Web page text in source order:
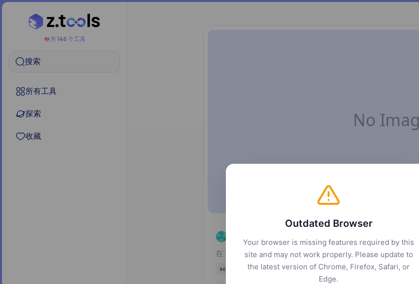
共 146 个工具
搜索
所有工具
探索
收藏
CleanShot X
在 Mac 上截图、录屏、标注，并通过云端快速分享。
screen recording
Outdated Browser
Your browser is missing features required by this
site and may not work properly. Please update to
the latest version of Chrome, Firefox, Safari, or
Edge.